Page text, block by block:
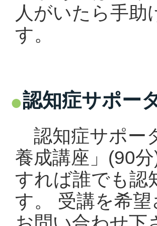
人がいたら手
す。
認知症サポー
認知症サポー
養成講座」(90
すれば誰でも認
す。 受講を希